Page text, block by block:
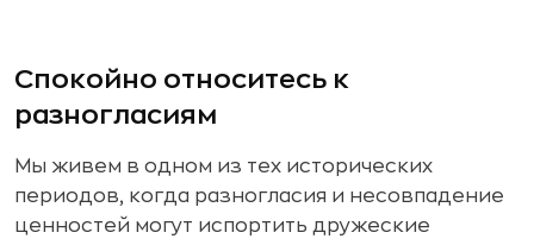
Спокойно относитесь к
разногласиям
Мы живем в одном из тех исторических
периодов, когда разногласия и несовпадение
ценностей могут испортить дружеские